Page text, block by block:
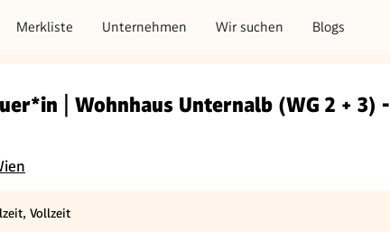
Merkliste Unternehmen Wir suchen Blogs
| Wohnhaus Unternalb (WG 2 + 3) -
Vollzeit